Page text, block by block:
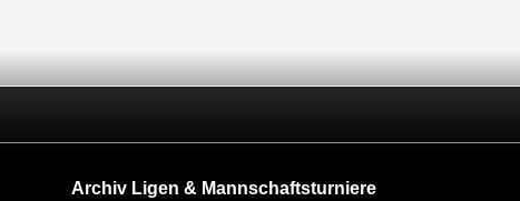
Archiv Ligen & Mannschaftsturniere